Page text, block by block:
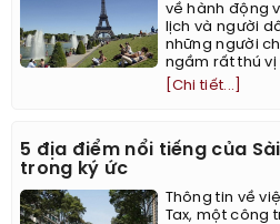
về hành động
lịch và người
những người
ngầm rất thú vị
[Chi tiết...]
5 địa điểm nổi tiếng của
trong ký ức
Thông tin về
Tax, một công